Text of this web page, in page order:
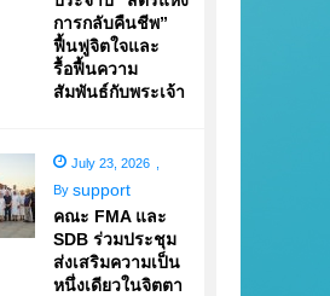
การกลับคืนชีพ”
ฟื้นฟูจิตใจและ
รื้อฟื้นความ
สัมพันธ์กับพระเจ้า
July 23, 2026
By support
คณะ FMA และ
SDB ร่วมประชุม
ส่งเสริมความเป็น
หนึ่งเดียวในจิตตา